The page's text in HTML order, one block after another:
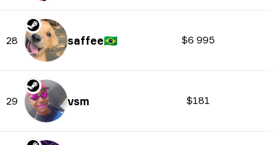
28 saffee🇧🇷 $6 995
29 vsm $181